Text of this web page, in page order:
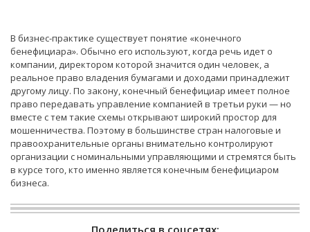
В бизнес-практике существует понятие «конечного
бенефициара». Обычно его используют, когда речь идет о
компании, директором которой значится один человек, а
реальное право владения бумагами и доходами принадлежит
другому лицу. По закону, конечный бенефициар имеет полное
право передавать управление компанией в третьи руки — но
вместе с тем такие схемы открывают широкий простор для
мошенничества. Поэтому в большинстве стран налоговые и
правоохранительные органы внимательно контролируют
организации с номинальными управляющими и стремятся быть
в курсе того, кто именно является конечным бенефициаром
бизнеса.
Поделиться в соцсетях: